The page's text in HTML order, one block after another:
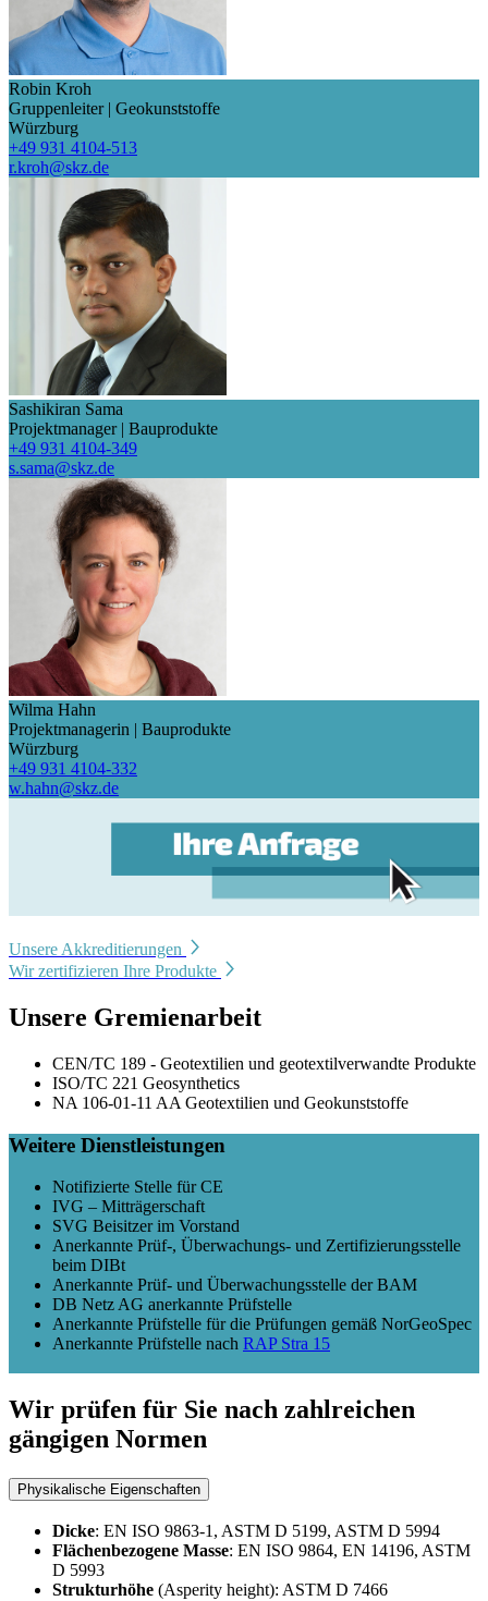
Robin Kroh
Gruppenleiter | Geokunststoffe
Würzburg
+49 931 4104-513
r.kroh@skz.de
Sashikiran Sama
Projektmanager | Bauprodukte
+49 931 4104-349
s.sama@skz.de
Wilma Hahn
Projektmanagerin | Bauprodukte
Würzburg
+49 931 4104-332
w.hahn@skz.de
Unsere Akkreditierungen
Wir zertifizieren Ihre Produkte
Unsere Gremienarbeit
CEN/TC 189 - Geotextilien und geotextilverwandte Produkte
ISO/TC 221 Geosynthetics
NA 106-01-11 AA Geotextilien und Geokunststoffe
Weitere Dienstleistungen
Notifizierte Stelle für CE
IVG – Mitträgerschaft
SVG Beisitzer im Vorstand
Anerkannte Prüf-, Überwachungs- und Zertifizierungsstelle
beim DIBt
Anerkannte Prüf- und Überwachungsstelle der BAM
DB Netz AG anerkannte Prüfstelle
Anerkannte Prüfstelle für die Prüfungen gemäß NorGeoSpec
Anerkannte Prüfstelle nach RAP Stra 15
Wir prüfen für Sie nach zahlreichen
gängigen Normen
Physikalische Eigenschaften
Dicke: EN ISO 9863-1, ASTM D 5199, ASTM D 5994
Flächenbezogene Masse: EN ISO 9864, EN 14196, ASTM
D 5993
Strukturhöhe (Asperity height): ASTM D 7466